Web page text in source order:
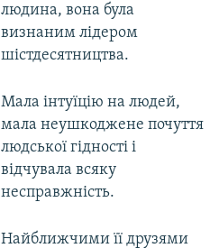
людина, вона була
визнаним лідером
шістдесятництва.
Мала інтуїцію на людей,
мала неушкоджене почуття
людської гідності і
відчувала всяку
несправжність.
Найближчими її друзями